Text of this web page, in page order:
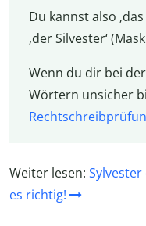
Du kannst also
‚der Silvester‘
Wenn du dir bei der
Wörtern unsicher
Weiter lesen:
es richtig!